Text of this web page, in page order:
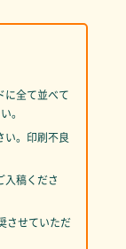
に全て並べて
。
い。印刷不良
入稿くださ
させていただ